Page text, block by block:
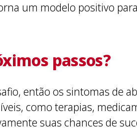
um modelo positivo
passos?
então os sintomas de
como terapias,
suas chances de